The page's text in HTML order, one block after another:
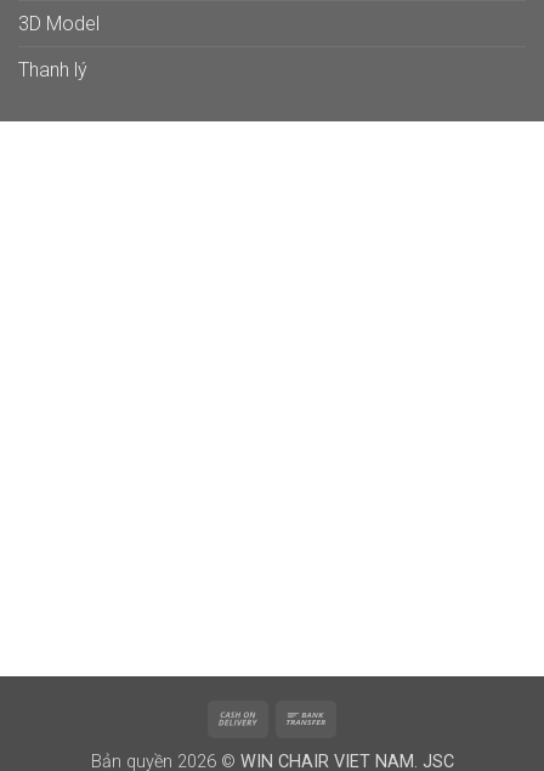
3D Model
Thanh lý
Cash
Bản quyền 2026 © WIN CHAIR VIET NAM. JSC